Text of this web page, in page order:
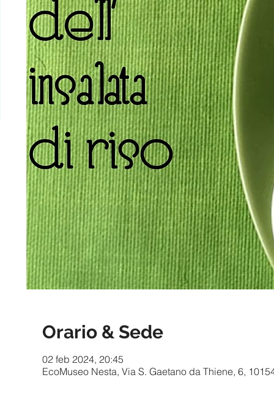
Orario & Sede
02 feb 2024, 20:45
EcoMuseo Nesta, Via S. Gaetano da Thiene, 6,